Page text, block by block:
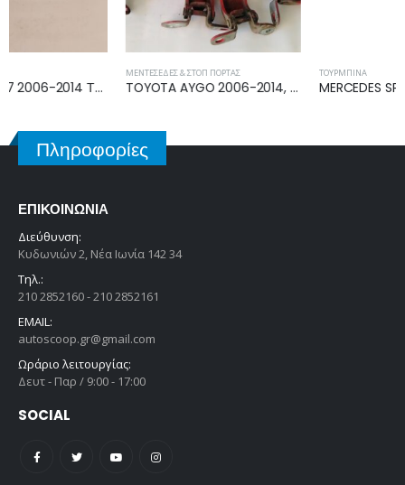
ΜΕΝΤΕΣΈΔΕΣ & ΣΤΟΠ ΠΌΡΤΑΣ
TOYOTA AYGO 2006-2014, CITROEN C1 2006-2014, PEUGEOT 107 2006-2014 ΜΕΝΤΕΣΕΔΕΣ
ΤΟΥΡΜΠΊΝΑ
MERCEDES SPRINTER (W906) 2006-2013, 2013-2018, MERCEDES E CLASS (W212) 2009-2013, 2013-2016 TURBO A6510906080
Πληροφορίες
ΕΠΙΚΟΙΝΩΝΊΑ
Διεύθυνση:
Κυδωνιών 2, Νέα Ιωνία 142 34
Τηλ.:
210 2852160 - 210 2852161
EMAIL:
autoscoop.gr@gmail.com
Ωράριο λειτουργίας:
Δευτ - Παρ / 9:00 - 17:00
SOCIAL